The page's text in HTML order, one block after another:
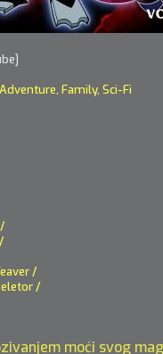
Family, Sci-Fi
/
/
moći svog